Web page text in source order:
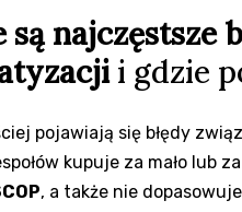
są
i gdzie
pojawiają się błędy
kupuje za mało lub
, a także nie